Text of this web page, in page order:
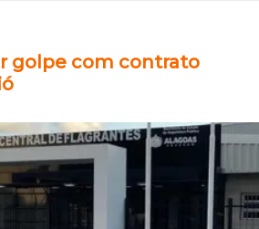
golpe com contrato